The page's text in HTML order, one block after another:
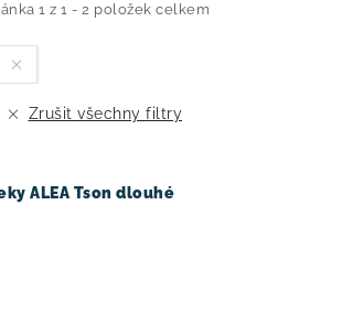
1 z 1 - 2 položek celkem
Zrušit všechny filtry
ALEA Tson dlouhé